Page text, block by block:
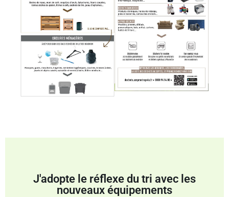
J'adopte le réflexe du tri avec les
nouveaux équipements